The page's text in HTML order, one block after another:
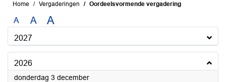
Home Vergaderingen Oordeelsvormende vergadering
A A A
2027
2026
donderdag 3 december2026